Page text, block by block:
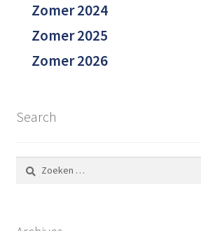
Zomer 2024
Zomer 2025
Zomer 2026
Search
Zoeken
naar: